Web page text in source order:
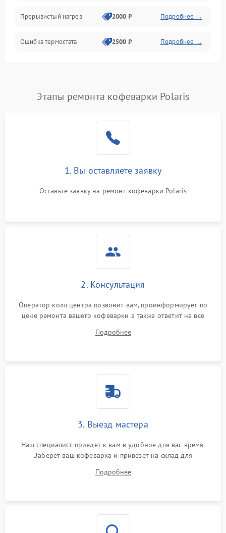
Прерывистый нагрев 2000 ₽ Подробнее →
Ошибка термостата 2500 ₽ Подробнее →
Этапы ремонта кофеварки Polaris
1. Вы оставляете заявку
Оставьте заявку на ремонт кофеварки Polaris
2. Консультация
Оператор колл центра позвонит вам, проинформирует по
цене ремонта вашего кофеварки а также ответит на все
Подробнее
3. Выезд мастера
Наш специалист приедет к вам в удобное для вас время.
Заберет ваш кофеварка и привезет на склад для
Подробнее